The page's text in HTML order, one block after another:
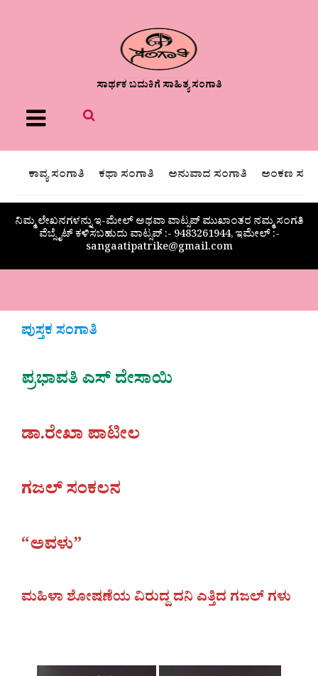
ಸಾರ್ಥಕ ಬದುಕಿಗೆ ಸಾಹಿತ್ಯ ಸಂಗಾತಿ
Menu
ಕಾವ್ಯ ಸಂಗಾತಿ ಕಥಾ ಸಂಗಾತಿ ಅನುವಾದ ಸಂಗಾತಿ ಅಂಕಣ
ನಿಮ್ಮ ಲೇಖನಗಳನ್ನು ಇ-ಮೇಲ್ ಅಥವಾ ವಾಟ್ಸಪ್ ಮುಖಾಂತರ ನಮ್ಮ ಸಂಗತಿ
ವೆಬ್ಸೈಟ್ ಕಳಿಸಬಹುದು ವಾಟ್ಸಪ್‌ :- 9483261944, ಇಮೇಲ್ :-
sangaatipatrike@gmail.com
ಪುಸ್ತಕ ಸಂಗಾತಿ
ಪ್ರಭಾವತಿ ಎಸ್ ದೇಸಾಯಿ
ಡಾ.ರೇಖಾ ಪಾಟೀಲ
ಗಜಲ್‌ ಸಂಕಲನ
“ಅವಳು”
ಮಹಿಳಾ ಶೋಷಣೆಯ ವಿರುದ್ದ ದನಿ ಎತ್ತಿದ ಗಜಲ್ ಗಳು